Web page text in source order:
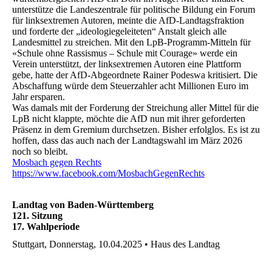
unterstütze die Landeszentrale für politische Bildung ein Forum
für linksextremen Autoren, meinte die AfD-Landtagsfraktion
und forderte der „ideologiegeleiteten“ Anstalt gleich alle
Landesmittel zu streichen. Mit den LpB-Programm-Mitteln für
«Schule ohne Rassismus – Schule mit Courage» werde ein
Verein unterstützt, der linksextremen Autoren eine Plattform
gebe, hatte der AfD-Abgeordnete Rainer Podeswa kritisiert. Die
Abschaffung würde dem Steuerzahler acht Millionen Euro im
Jahr ersparen.
Was damals mit der Forderung der Streichung aller Mittel für die
LpB nicht klappte, möchte die AfD nun mit ihrer geforderten
Präsenz in dem Gremium durchsetzen. Bisher erfolglos. Es ist zu
hoffen, dass das auch nach der Landtagswahl im März 2026
noch so bleibt.
Mosbach gegen Rechts
https://www.facebook.com/MosbachGegenRechts
Landtag von Baden-Württemberg
121. Sitzung
17. Wahlperiode
Stuttgart, Donnerstag, 10.04.2025 • Haus des Landtag